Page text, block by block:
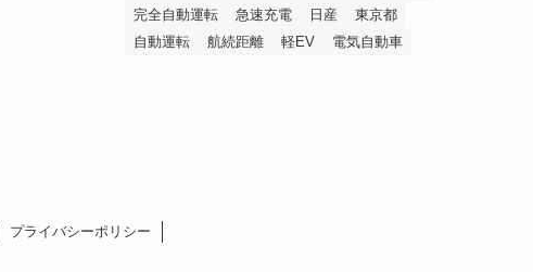
完全自動運転
急速充電 日産
東京都
自動運転
航続距離 軽EV 電気自動車
プライバシーポリシー